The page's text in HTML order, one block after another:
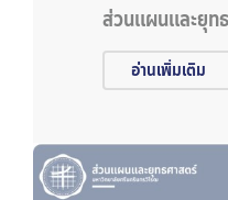
ส่วนแผนและยุท
อ่านเพิ่มเติม